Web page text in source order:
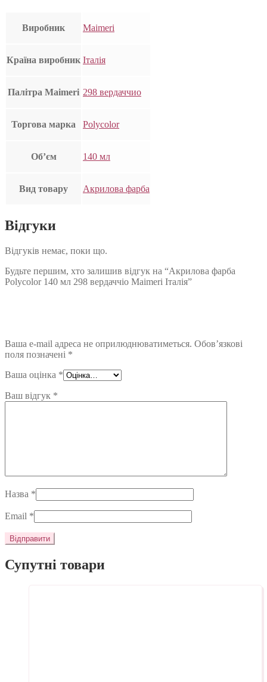
Виробник Maimeri
Країна виробник Італія
Палітра Maimeri 298 вердаччио
Торгова марка Polycolor
Об’єм 140 мл
Вид товару Акрилова фарба
Відгуки
Відгуків немає, поки що.
Будьте першим, хто залишив відгук на “Акрилова фарба
Polycolor 140 мл 298 вердаччіо Maimeri Італія”
Ваша e-mail адреса не оприлюднюватиметься. Обов’язкові
поля позначені *
Ваша оцінка *
Ваш відгук *
Назва *
Email *
Супутні товари